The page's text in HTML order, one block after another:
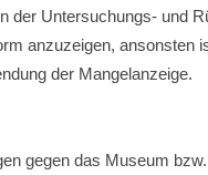
Untersuchungs- und
anzuzeigen, ansonsten
der Mangelanzeige.
gegen das Museum